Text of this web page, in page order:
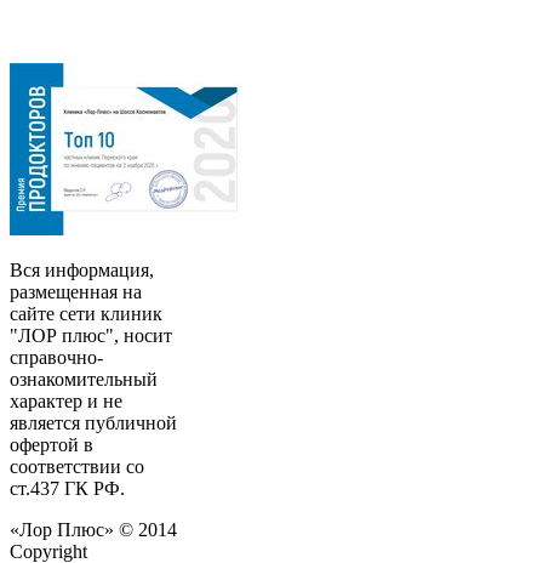
Вся информация,
размещенная на
сайте сети клиник
"ЛОР плюс", носит
справочно-
ознакомительный
характер и не
является публичной
офертой в
соответствии со
ст.437 ГК РФ.
«Лор Плюс» © 2014
Copyright